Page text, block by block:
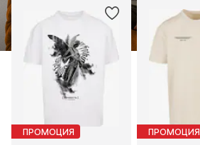
ПРОМОЦИЯ ПРОМОЦИЯ